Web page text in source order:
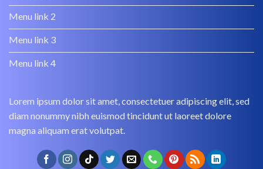
Menu link 2
Menu link 3
Menu link 4
Lorem ipsum dolor sit amet, consectetuer adipiscing elit, sed
diam nonummy nibh euismod tincidunt ut laoreet dolore
magna aliquam erat volutpat.